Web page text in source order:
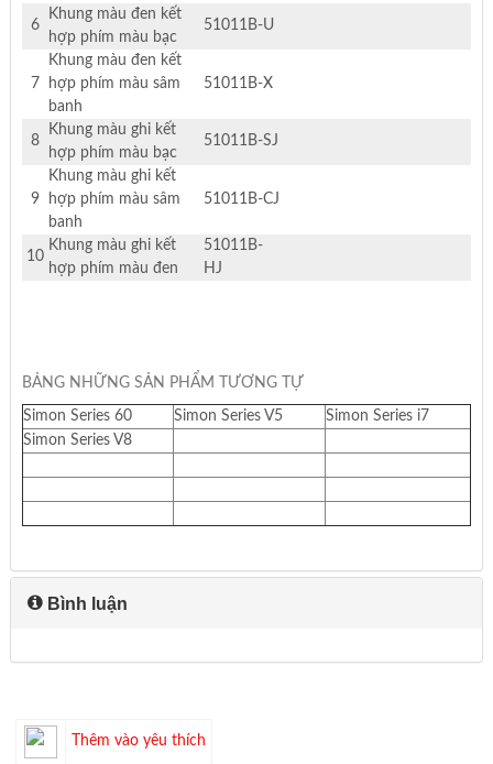
6
Khung màu đen kết
hợp phím màu bạc
51011B-U
7
Khung màu đen kết
hợp phím màu sâm
banh
51011B-X
8
Khung màu ghi kết
hợp phím màu bạc
51011B-SJ
9
Khung màu ghi kết
hợp phím màu sâm
banh
51011B-CJ
10
Khung màu ghi kết
hợp phím màu đen
51011B-
HJ
BẢNG NHỮNG SẢN PHẨM TƯƠNG TỰ
Simon Series 60 Simon Series V5
Simon Series i7
Simon Series V8
Bình luận
Thêm vào yêu thích